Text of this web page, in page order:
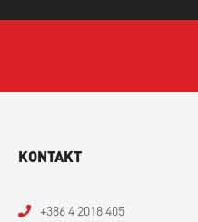
KONTAKT
+386 4 2018 405